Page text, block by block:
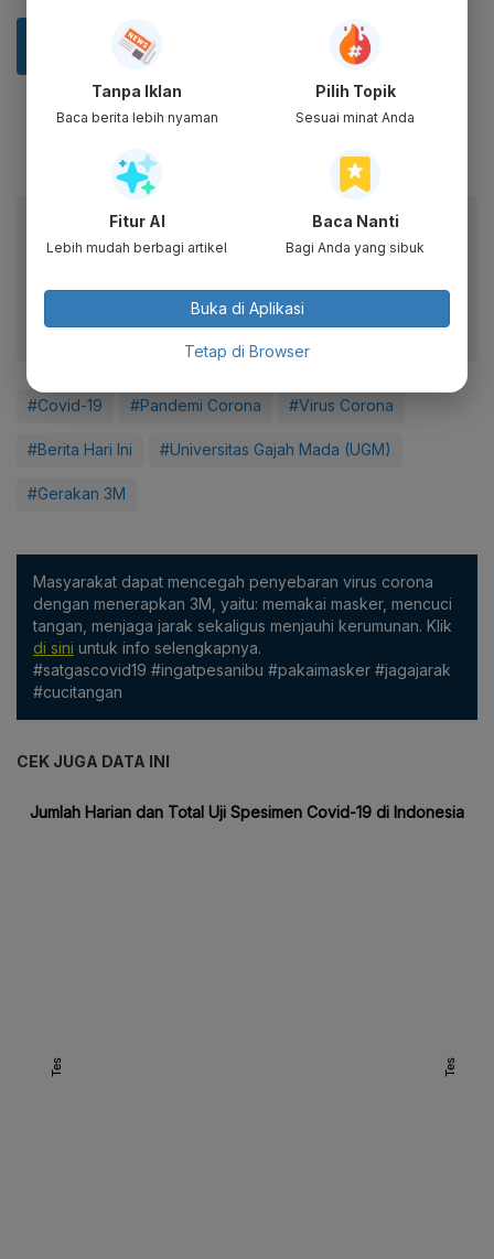
Baca artikel ini lewat aplikasi mobile.
Dapatkan pengalaman membaca lebih nyaman dan nikmati
#Covid-19 #Pandemi Corona #Virus Corona
#Berita Hari Ini #Universitas Gajah Mada (UGM)
#Gerakan 3M
Masyarakat dapat mencegah penyebaran virus corona
dengan menerapkan 3M, yaitu: memakai masker, mencuci
tangan, menjaga jarak sekaligus menjauhi kerumunan. Klik
di sini untuk info selengkapnya.
#satgascovid19 #ingatpesanibu #pakaimasker #jagajarak
#cucitangan
CEK JUGA DATA INI
Tanpa Iklan
Baca berita lebih nyaman
Pilih Topik
Sesuai minat Anda
Fitur AI
Lebih mudah berbagi artikel
Baca Nanti
Bagi Anda yang sibuk
Buka di Aplikasi
Tetap di Browser